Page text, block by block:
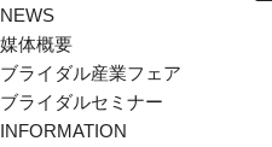
NEWS
媒体概要
ブライダル産業フェア
ブライダルセミナー
INFORMATION